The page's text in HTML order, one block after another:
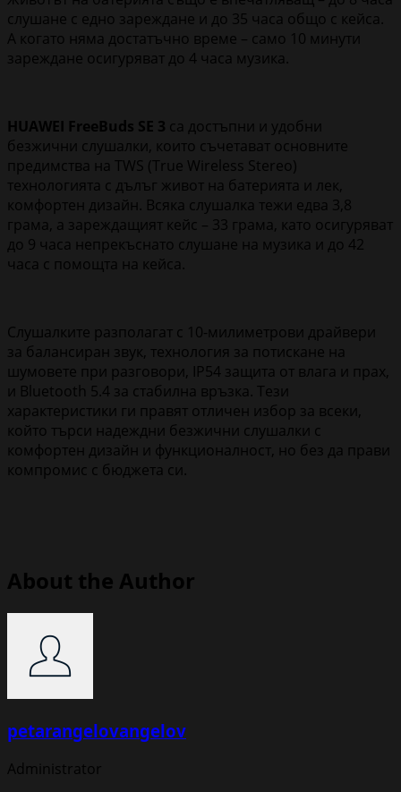
слушане с едно зареждане и до 35 часа общо с кейса.
А когато няма достатъчно време – само 10 минути
зареждане осигуряват до 4 часа музика.
HUAWEI FreeBuds SE 3 са достъпни и удобни
безжични слушалки, които съчетават основните
предимства на TWS (True Wireless Stereo)
технологията с дълъг живот на батерията и лек,
комфортен дизайн. Всяка слушалка тежи едва 3,8
грама, а зареждащият кейс – 33 грама, като осигуряват
до 9 часа непрекъснато слушане на музика и до 42
часа с помощта на кейса.
Слушалките разполагат с 10-милиметрови драйвери
за балансиран звук, технология за потискане на
шумовете при разговори, IP54 защита от влага и прах,
и Bluetooth 5.4 за стабилна връзка. Тези
характеристики ги правят отличен избор за всеки,
който търси надеждни безжични слушалки с
комфортен дизайн и функционалност, но без да прави
компромис с бюджета си.
About the Author
petarangelovangelov
Administrator